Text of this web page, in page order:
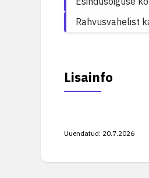
Rahvusvahelist
Lisainfo
Uuendatud: 20.7.2026